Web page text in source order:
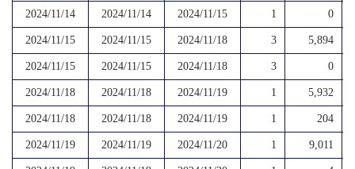
2024/11/14 2024/11/14 2024/11/15 1 0
2024/11/15 2024/11/15 2024/11/18 3 5,894
2024/11/15 2024/11/15 2024/11/18 3 0
2024/11/18 2024/11/18 2024/11/19 1 5,932
2024/11/18 2024/11/18 2024/11/19 1 204
2024/11/19 2024/11/19 2024/11/20 1 9,011